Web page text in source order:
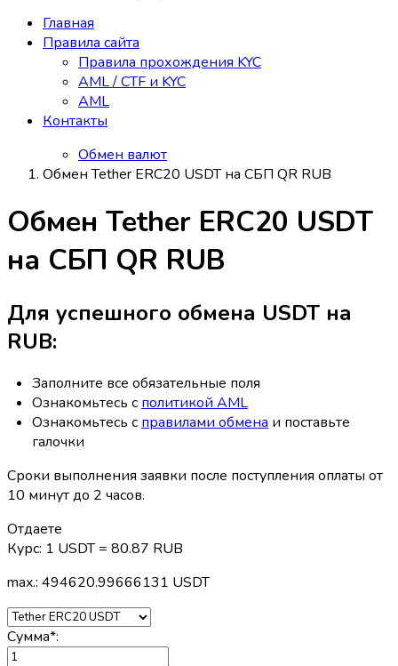
Главная
Правила сайта
Правила прохождения KYC
AML / CTF и KYC
AML
Контакты
Обмен валют
Обмен Tether ERC20 USDT на СБП QR RUB
Обмен Tether ERC20 USDT
на СБП QR RUB
Для успешного обмена USDT на
RUB:
Заполните все обязательные поля
Ознакомьтесь с политикой AML
Ознакомьтесь с правилами обмена и поставьте
галочки
Сроки выполнения заявки после поступления оплаты от
10 минут до 2 часов.
Отдаете
Курс: 1 USDT = 80.87 RUB
max.: 494620.99666131 USDT
Сумма*: